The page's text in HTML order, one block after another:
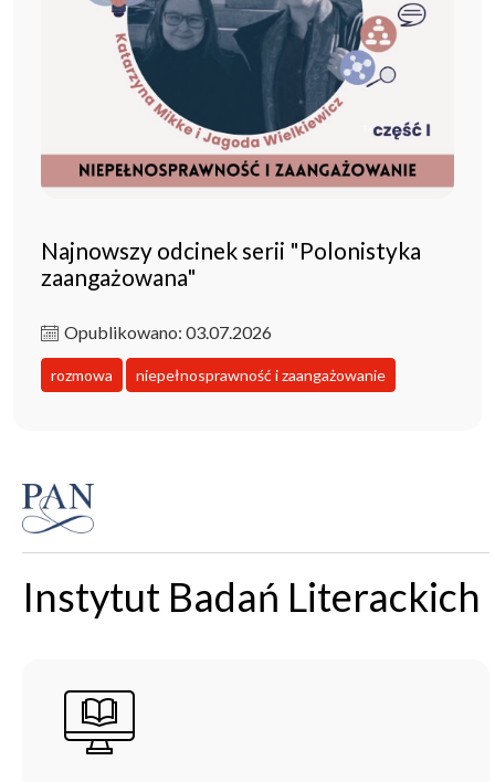
Najnowszy odcinek serii "Polonistyka
zaangażowana"
Opublikowano: 03.07.2026
rozmowa niepełnosprawność i zaangażowanie
Instytut Badań Literackich